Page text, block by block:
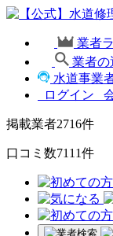
業者
業者の
水道事業
ログイン
掲載業者2716件
口コミ数7111件